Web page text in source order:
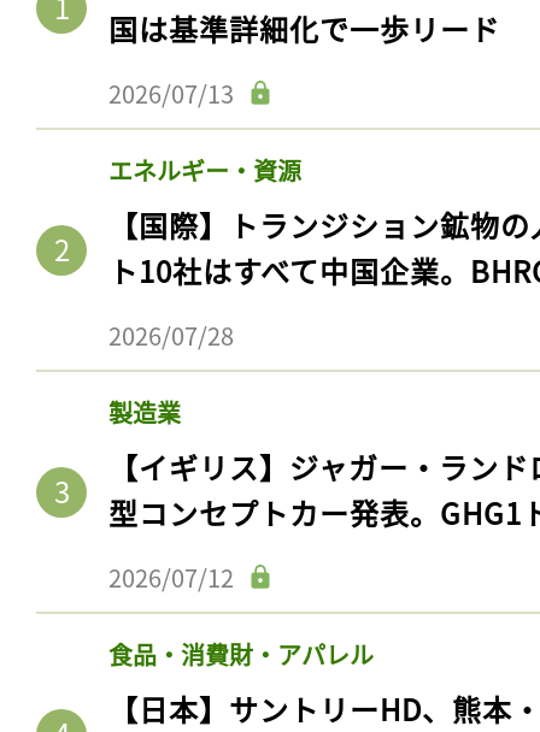
国は基準詳細化で一歩リード
2026/07/13
エネルギー・資源
【国際】トランジション鉱物
ト10社はすべて中国企業。
2026/07/28
製造業
【イギリス】ジャガー・ラン
型コンセプトカー発表。GHG1
2026/07/12
食品・消費財・アパレル
【日本】サントリーHD、熊本